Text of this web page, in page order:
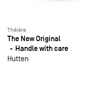
Théière
The New Original
Handle with care
Hutten